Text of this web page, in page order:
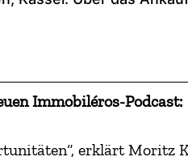
Immobiléros-Podcast:
erklärt Moritz